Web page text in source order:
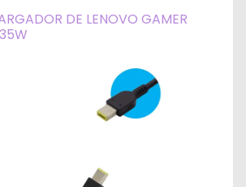
DE LENOVO GAMER